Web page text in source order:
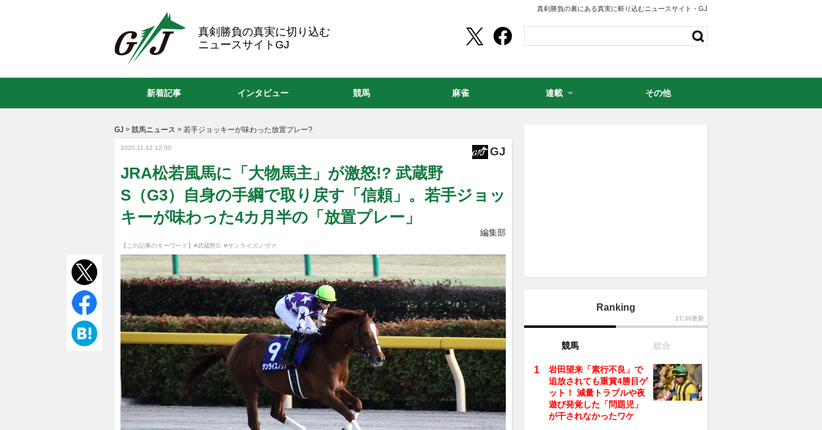
真剣勝負の裏にある真実に斬り込むニュースサイト・GJ
真剣勝負の真実に切り込む
ニュースサイトGJ
GJ > 競馬ニュース > 若手ジョッキーが味わった放置プレー?
2020.11.12 12:00 GJ
JRA松若風馬に「大物馬主」が激怒!? 武蔵野
S（G3）自身の手綱で取り戻す「信頼」。若手ジョッ
キーが味わった4カ月半の「放置プレー」
編集部
【この記事のキーワード】 #武蔵野S #サンライズノヴァ
Ranking
17:30更新
競馬 総合
岩田望来「素行不良」で
追放されても重賞4勝目ゲ
ット！ 減量トラブルや夜
遊び発覚した「問題児」
が干されなかったワケ
新着記事 インタビュー 競馬 麻雀 連載 その他